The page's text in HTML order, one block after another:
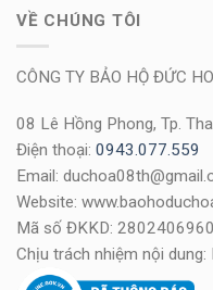
VỀ CHÚNG TÔI
CÔNG TY BẢO HỘ ĐỨC
08 Lê Hồng Phong, Tp.
Điện thoại: 0943.077.559
Email:
Website:
Mã số ĐKKD: 2802406960
Chịu trách nhiệm nội